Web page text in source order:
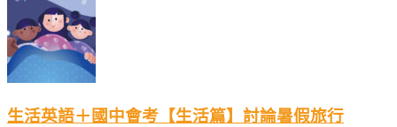
生活英語＋國中會考【生活篇】討論暑假旅行